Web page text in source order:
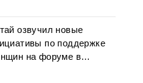
озвучил новые
по поддержке
на форуме в